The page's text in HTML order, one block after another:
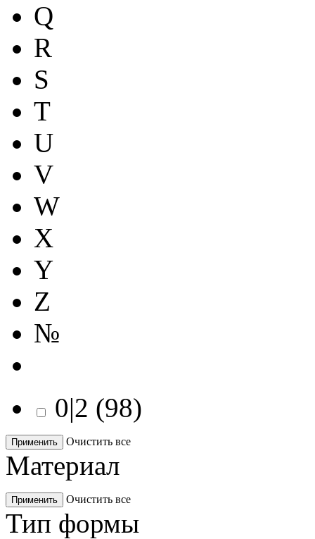
Q
R
S
T
U
V
W
X
Y
Z
№
0|2 (98)
Применить Очистить все
Материал
Применить Очистить все
Тип формы